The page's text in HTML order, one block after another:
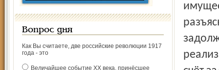
Вопрос дня
Как Вы считаете, две российские революции 1917
года - это
Величайшее событие ХХ века, принёсшее